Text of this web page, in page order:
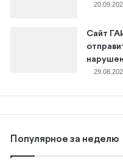
Сайт
Популярное за неделю